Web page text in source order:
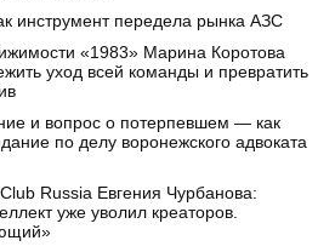
инструмент передела рынка АЗС
«1983» Марина Коротова
уход всей команды и превратить
и вопрос о потерпевшем — как
по делу воронежского адвоката
Russia Евгения Чурбанова:
уже уволил креаторов.